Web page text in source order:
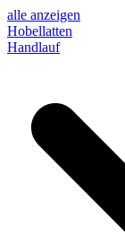
alle anzeigen
Hobellatten
Handlauf